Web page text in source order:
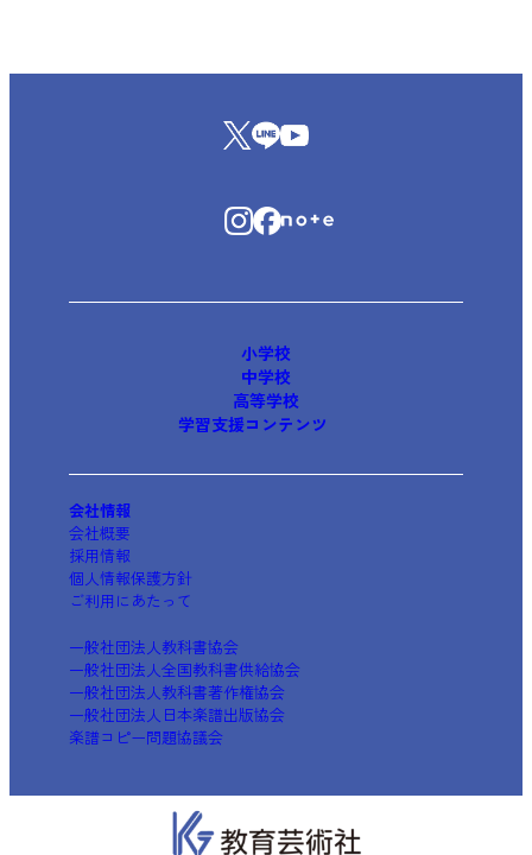
小学校
中学校
高等学校
学習支援コンテンツ
会社情報
会社概要
採用情報
個人情報保護方針
ご利用にあたって
一般社団法人教科書協会
一般社団法人全国教科書供給協会
一般社団法人教科書著作権協会
一般社団法人日本楽譜出版協会
楽譜コピー問題協議会